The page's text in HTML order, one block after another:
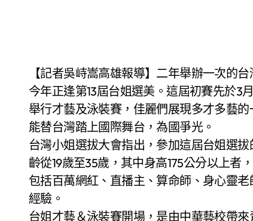
【記者吳峙嵩高雄報導】二年舉辦一次的台灣小姐選拔，從2000年舉辦迄今，已邁入第26年，
今年正逢第13屆台姐選美。這屆初賽先於3
舉行才藝及泳裝賽，佳麗們展現多才多藝
能替台灣踏上國際舞台，為國爭光。
台灣小姐選拔大會指出，參加這屆台姐選
齡從19歲至35歲，其中身高175公分以上者
包括百萬網紅、直播主、算命師、身心靈
經驗。
台姐才藝＆泳裝賽開場，是由中華藝校帶